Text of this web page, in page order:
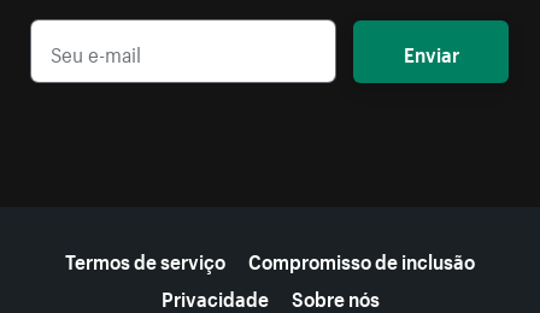
Enviar
Termos de serviço
Compromisso de inclusão
Privacidade
Sobre nós